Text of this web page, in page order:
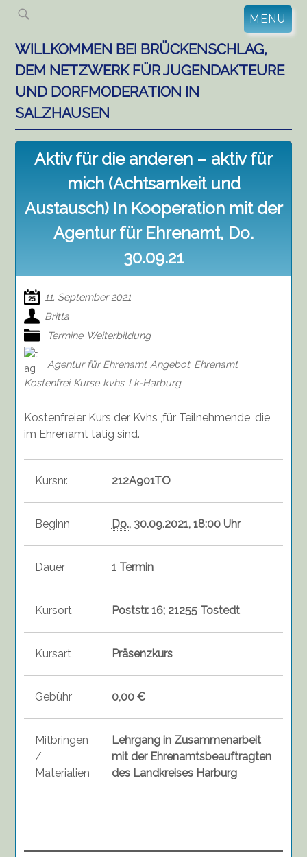
Skip
content
MENU
WILLKOMMEN BEI BRÜCKENSCHLAG,
DEM NETZWERK FÜR JUGENDAKTEURE
UND DORFMODERATION IN
SALZHAUSEN
Aktiv für die anderen – aktiv für
mich (Achtsamkeit und
Austausch) In Kooperation mit der
Agentur für Ehrenamt, Do.
30.09.21
11. September 2021
Britta
Termine Weiterbildung
Agentur für Ehrenamt Angebot Ehrenamt
Kostenfrei Kurse kvhs Lk-Harburg
Kostenfreier Kurs der Kvhs ,für Teilnehmende, die
im Ehrenamt tätig sind.
Kursnr. 212A901TO
Beginn Do., 30.09.2021, 18:00 Uhr
Dauer 1 Termin
Kursort Poststr. 16; 21255 Tostedt
Kursart Präsenzkurs
Gebühr 0,00 €
Mitbringen
/
Materialien
Lehrgang in Zusammenarbeit
mit der Ehrenamtsbeauftragten
des Landkreises Harburg